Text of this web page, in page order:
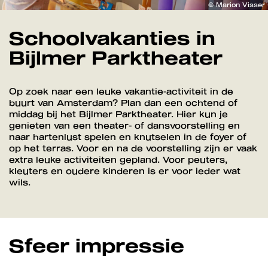
© Marion Visser
Schoolvakanties in
Bijlmer Parktheater
Op zoek naar een leuke vakantie-activiteit in de
buurt van Amsterdam? Plan dan een ochtend of
middag bij het Bijlmer Parktheater. Hier kun je
genieten van een theater- of dansvoorstelling en
naar hartenlust spelen en knutselen in de foyer of
op het terras. Voor en na de voorstelling zijn er vaak
extra leuke activiteiten gepland. Voor peuters,
kleuters en oudere kinderen is er voor ieder wat
wils.
Sfeer impressie